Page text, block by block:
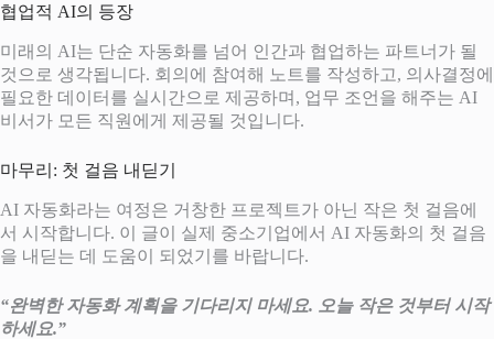
협업적 AI의 등장
미래의 AI는 단순 자동화를 넘어 인간과 협업하는 파트너가 될
것으로 생각됩니다. 회의에 참여해 노트를 작성하고, 의사결정에
필요한 데이터를 실시간으로 제공하며, 업무 조언을 해주는 AI
비서가 모든 직원에게 제공될 것입니다.
마무리: 첫 걸음 내딛기
AI 자동화라는 여정은 거창한 프로젝트가 아닌 작은 첫 걸음에
서 시작합니다. 이 글이 실제 중소기업에서 AI 자동화의 첫 걸음
을 내딛는 데 도움이 되었기를 바랍니다.
“완벽한 자동화 계획을 기다리지 마세요. 오늘 작은 것부터 시작
하세요.”